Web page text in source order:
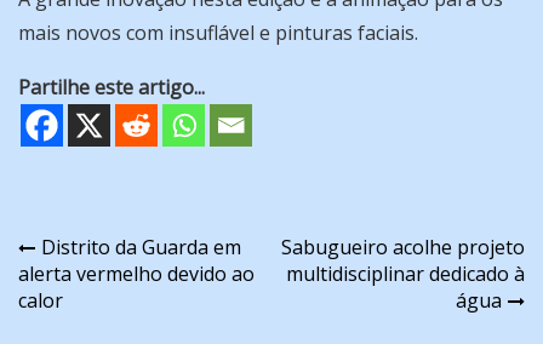
mais novos com insuflável e pinturas faciais.
Partilhe este artigo...
Navegação
de
Distrito da Guarda em
alerta vermelho devido ao
calor
Sabugueiro acolhe projeto
multidisciplinar dedicado à
água